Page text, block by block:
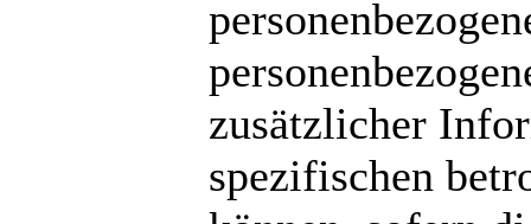
zusätzlicher
spezifischen